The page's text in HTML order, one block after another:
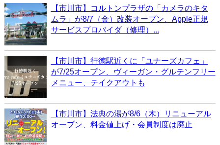
【市川市】コルトンプラザの「カメラのキタ
ムラ」が8/7（金）改装オープン、Apple正規
サービスプロバイダ（修理）...
【市川市】行徳駅近くに「ユナーズカフェ」
が7/25オープン、ヴィーガン・グルテンフリー
メニュー、テイクアウトも
【市川市】法典の湯が8/6（木）リニューアル
オープン、料金値上げ・会員制度は廃止